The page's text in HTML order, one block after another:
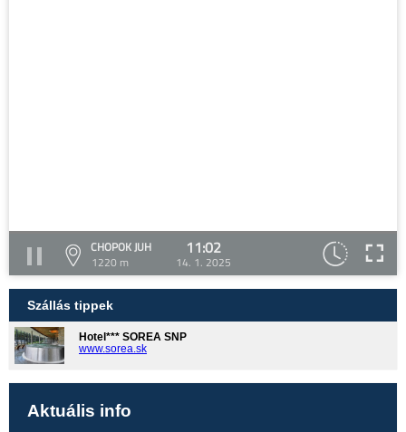
CHOPOK JUH
1220 m
11:02
14. 1. 2025
Szállás tippek
Hotel*** SOREA SNP
www.sorea.sk
Aktuális info